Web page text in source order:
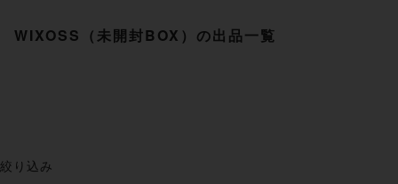
WIXOSS（未開封BOX）の出品一覧
絞り込み